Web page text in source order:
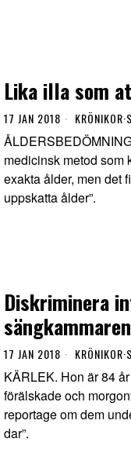
Lika illa som
17 JAN 2018 KRÖNIKOR·
medicinsk metod som
exakta ålder, men det
uppskatta ålder”.
Diskriminera
sängkammaren
17 JAN 2018 KRÖNIKOR·
KÄRLEK. Hon är 84
förälskade och
reportage om dem
dar”.